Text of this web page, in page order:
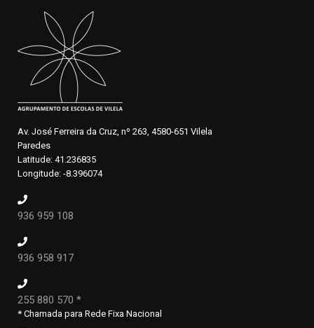
Av. José Ferreira da Cruz, nº 263, 4580-651 Vilela
Paredes
Latitude: 41.236835
Longitude: -8.396074
936 959 108
936 958 917
255 880 570 *
* Chamada para Rede Fixa Nacional